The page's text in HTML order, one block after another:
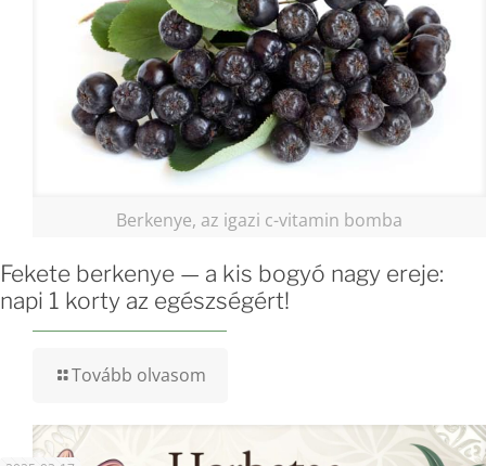
Berkenye, az igazi c-vitamin bomba
Fekete berkenye — a kis bogyó nagy ereje:
napi 1 korty az egészségért!
Tovább olvasom